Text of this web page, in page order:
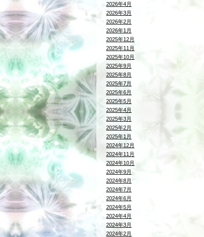
2026年4月
2026年3月
2026年2月
2026年1月
2025年12月
2025年11月
2025年10月
2025年9月
2025年8月
2025年7月
2025年6月
2025年5月
2025年4月
2025年3月
2025年2月
2025年1月
2024年12月
2024年11月
2024年10月
2024年9月
2024年8月
2024年7月
2024年6月
2024年5月
2024年4月
2024年3月
2024年2月